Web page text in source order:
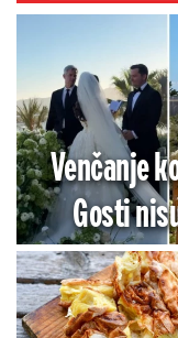
Venčanje
Gosti